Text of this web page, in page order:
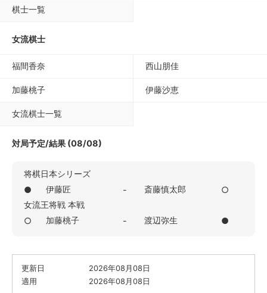
棋士一覧
女流棋士
福間香奈 西山朋佳
加藤桃子 伊藤沙恵
女流棋士一覧
対局予定/結果 (08/08)
将棋日本シリーズ
●
伊藤匠 - 斎藤慎太郎
○
女流王将戦 本戦
○
加藤桃子 - 渡辺弥生 ●
更新日
2026年08月08日
適用
2026年08月08日